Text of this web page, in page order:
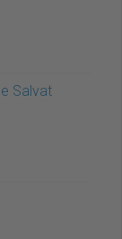
Salvat